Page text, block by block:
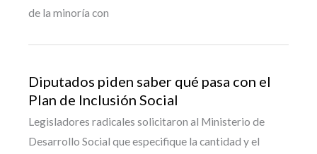
de la minoría con
Diputados piden saber qué pasa con el
Plan de Inclusión Social
Legisladores radicales solicitaron al Ministerio de
Desarrollo Social que especifique la cantidad y el